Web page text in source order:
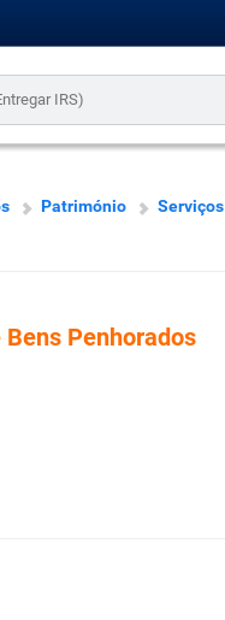
Património Serviços
Penhorados